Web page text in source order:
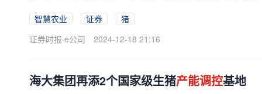
智慧农业 证券
猪
证券时报·e公司
2024-12-18 21:16
海大集团再添2个国家级生猪产能调控基地